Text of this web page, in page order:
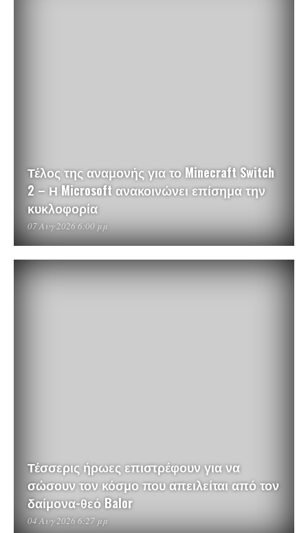
Τέλος της αναμονής για το Minecraft Switch
2 – Η Microsoft ανακοινώνει επίσημα την
κυκλοφορία
07 Αυγ 2026 6:00 μμ
Τέσσερις ήρωες επιστρέφουν για να
σώσουν τον κόσμο που απειλείται από τον
δαίμονα-θεό Balor
04 Αυγ 2026 6:27 μμ